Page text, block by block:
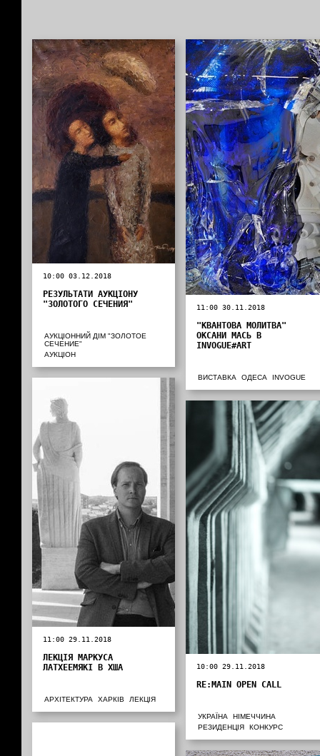
10:00 03.12.2018
РЕЗУЛЬТАТИ АУКЦІОНУ
"ЗОЛОТОГО СЕЧЕНИЯ"
АУКЦІОННИЙ ДІМ "ЗОЛОТОЕ
СЕЧЕНИЕ"
АУКЦІОН
11:00 30.11.2018
"КВАНТОВА МОЛИТВА"
ОКСАНИ МАСЬ В
INVOGUE#ART
ВИСТАВКА ОДЕСА INVOGUE
11:00 29.11.2018
ЛЕКЦІЯ МАРКУСА
ЛАТХЕЕМЯКІ В ХША
АРХІТЕКТУРА ХАРКІВ ЛЕКЦІЯ
10:00 29.11.2018
RE:MAIN OPEN CALL
УКРАЇНА
НІМЕЧЧИНА
РЕЗИДЕНЦІЯ
КОНКУРС